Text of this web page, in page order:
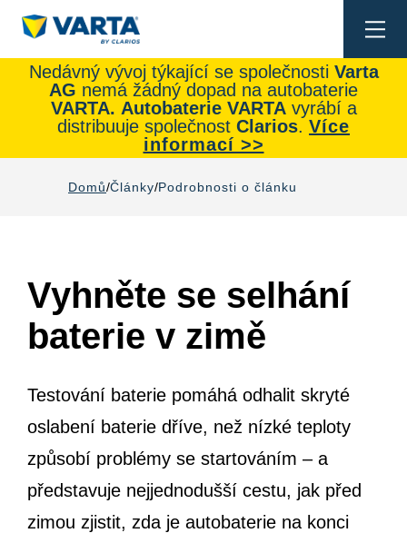
Nedávný vývoj týkající se společnosti Varta
AG nemá žádný dopad na autobaterie
VARTA. Autobaterie VARTAvyrábí a
distribuuje společnost Clarios. Více
informací >>
Domů Články Podrobnosti o článku
Vyhněte se selhání
baterie v zimě
Testování baterie pomáhá odhalit skryté
oslabení baterie dříve, než nízké teploty
způsobí problémy se startováním – a
představuje nejjednodušší cestu, jak před
zimou zjistit, zda je autobaterie na konci